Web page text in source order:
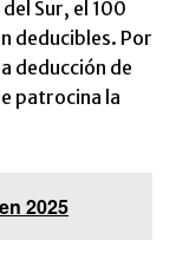
Sur, el 100
deducibles. Por
deducción de
patrocina la
2025